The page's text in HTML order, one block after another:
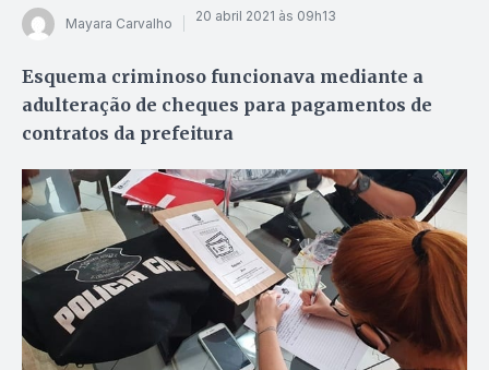
Mayara Carvalho 20 abril 2021 às 09h13
Esquema criminoso funcionava mediante a
adulteração de cheques para pagamentos de
contratos da prefeitura